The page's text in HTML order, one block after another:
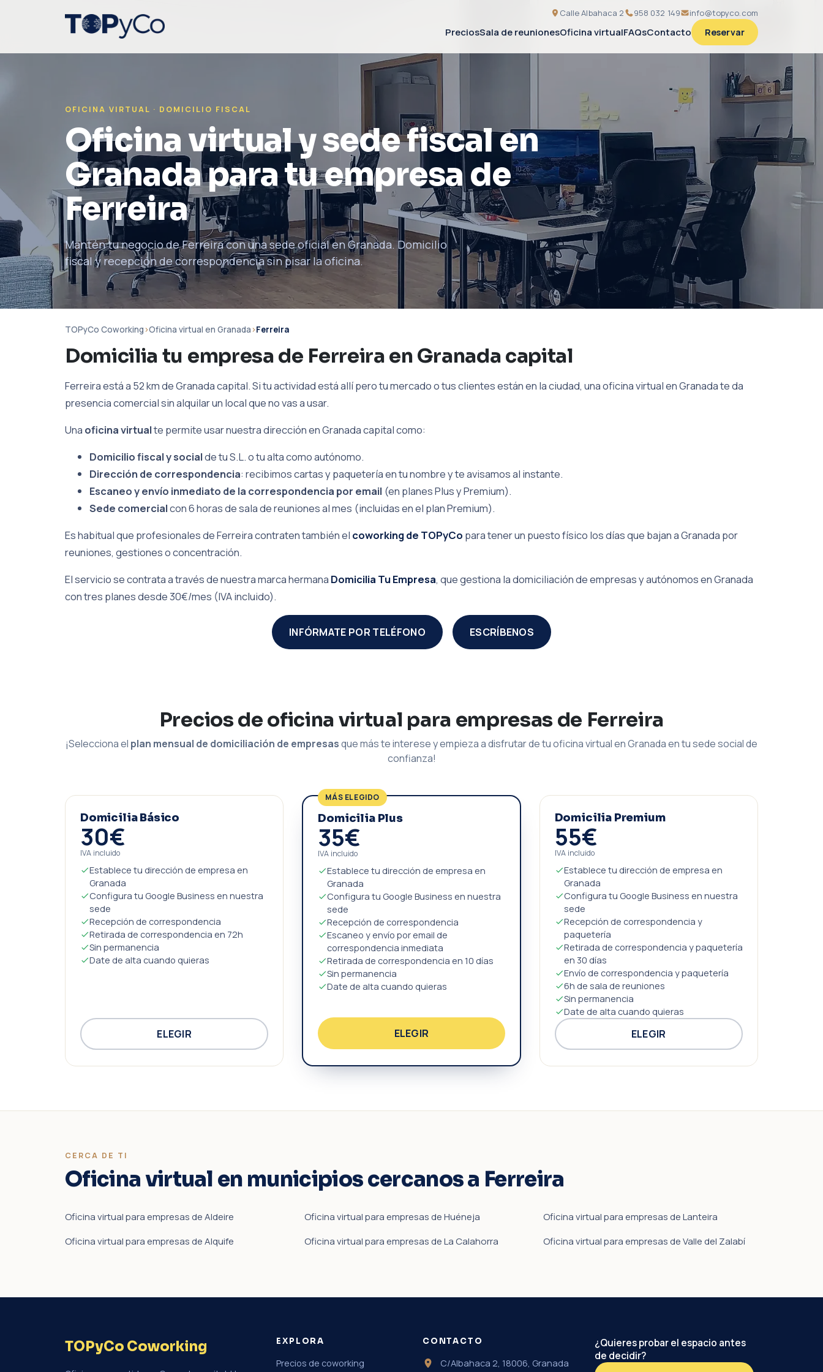
Calle Albahaca 2 958 032 149 info@topyco.com
PreciosSala de reunionesOficina virtualFAQsContacto Reservar
OFICINA VIRTUAL · DOMICILIO FISCAL
Oficina virtual y sede fiscal en
Granada para tu empresa de
Ferreira
Mantén tu negocio de Ferreira con una sede oficial en Granada. Domicilio
fiscal y recepción de correspondencia sin pisar la oficina.
TOPyCo Coworking›Oficina virtual en Granada›Ferreira
Domicilia tu empresa de Ferreira en Granada capital
Ferreira está a 52 km de Granada capital. Si tu actividad está allí pero tu mercado o tus clientes están en la ciudad, una oficina virtual en Granada te da
presencia comercial sin alquilar un local que no vas a usar.
Una oficina virtualte permite usar nuestra dirección en Granada capital como:
Domicilio fiscal y socialde tu S.L. o tu alta como autónomo.
Dirección de correspondencia: recibimos cartas y paquetería en tu nombre y te avisamos al instante.
Escaneo y envío inmediato de la correspondencia por email (en planes Plus y Premium).
Sede comercialcon 6 horas de sala de reuniones al mes (incluidas en el plan Premium).
Es habitual que profesionales de Ferreira contraten también el coworking de TOPyCo para tener un puesto físico los días que bajan a Granada por
reuniones, gestiones o concentración.
El servicio se contrata a través de nuestra marca hermana Domicilia Tu Empresa, que gestiona la domiciliación de empresas y autónomos en Granada
con tres planes desde 30€/mes (IVA incluido).
INFÓRMATE POR TELÉFONO ESCRÍBENOS
Precios de oficina virtual para empresas de Ferreira
¡Selecciona el plan mensual de domiciliación de empresasque más te interese y empieza a disfrutar de tu oficina virtual en Granada en tu sede social de
confianza!
Domicilia Básico
30€
IVA incluido
Establece tu dirección de empresa en
Granada
Configura tu Google Business en nuestra
sede
Recepción de correspondencia
Retirada de correspondencia en 72h
Sin permanencia
Date de alta cuando quieras
ELEGIR
MÁS ELEGIDO
Domicilia Plus
35€
IVA incluido
Establece tu dirección de empresa en
Granada
Configura tu Google Business en nuestra
sede
Recepción de correspondencia
Escaneo y envío por email de
correspondencia inmediata
Retirada de correspondencia en 10 días
Sin permanencia
Date de alta cuando quieras
ELEGIR
Domicilia Premium
55€
IVA incluido
Establece tu dirección de empresa en
Granada
Configura tu Google Business en nuestra
sede
Recepción de correspondencia y
paquetería
Retirada de correspondencia y paquetería
en 30 días
Envío de correspondencia y paquetería
6h de sala de reuniones
Sin permanencia
Date de alta cuando quieras
ELEGIR
CERCA DE TI
Oficina virtual en municipios cercanos a Ferreira
Oficina virtual para empresas de Aldeire
Oficina virtual para empresas de Alquife
Oficina virtual para empresas de Huéneja
Oficina virtual para empresas de La Calahorra
Oficina virtual para empresas de Lanteira
Oficina virtual para empresas de Valle del Zalabí
TOPyCo Coworking EXPLORA
Precios de coworking
CONTACTO
C/Albahaca 2, 18006, Granada
¿Quieres probar el espacio antes
de decidir?